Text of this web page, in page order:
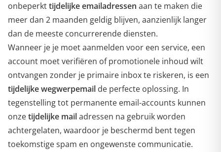
onbeperkttijdelijke emailadressen aan te maken die
meer dan 2 maanden geldig blijven, aanzienlijk langer
dan de meeste concurrerende diensten.
Wanneer je je moet aanmelden voor een service, een
account moet verifiëren of promotionele inhoud wilt
ontvangen zonder je primaire inbox te riskeren, is een
tijdelijke wegwerpemail de perfecte oplossing. In
tegenstelling tot permanente email-accounts kunnen
onzetijdelijke mailadressen na gebruik worden
achtergelaten, waardoor je beschermd bent tegen
toekomstige spam en ongewenste communicatie.